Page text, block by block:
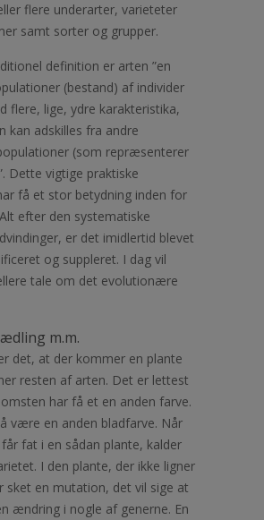
flere underarter, varieteter
samt sorter og grupper.
definition er arten ”en
(bestand) af individer
flere, lige, ydre karakteristika,
kan adskilles fra andre
(som repræsenterer
Dette vigtige praktiske
få et stor betydning inden for
efter den systematiske
er det imidlertid blevet
og suppleret. I dag vil
tale om det evolutionære
m.m.
det, at der kommer en plante
resten af arten. Det er lettest
har få et en anden farve.
være en anden bladfarve. Når
fat i en sådan plante, kalder
I den plante, der ikke ligner
sket en mutation, det vil sige at
ændring i nogle af generne. En